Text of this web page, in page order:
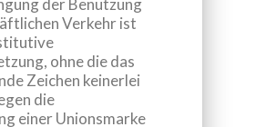
der Benutzung
Verkehr ist
ohne die das
Zeichen keinerlei
die
einer Unionsmarke